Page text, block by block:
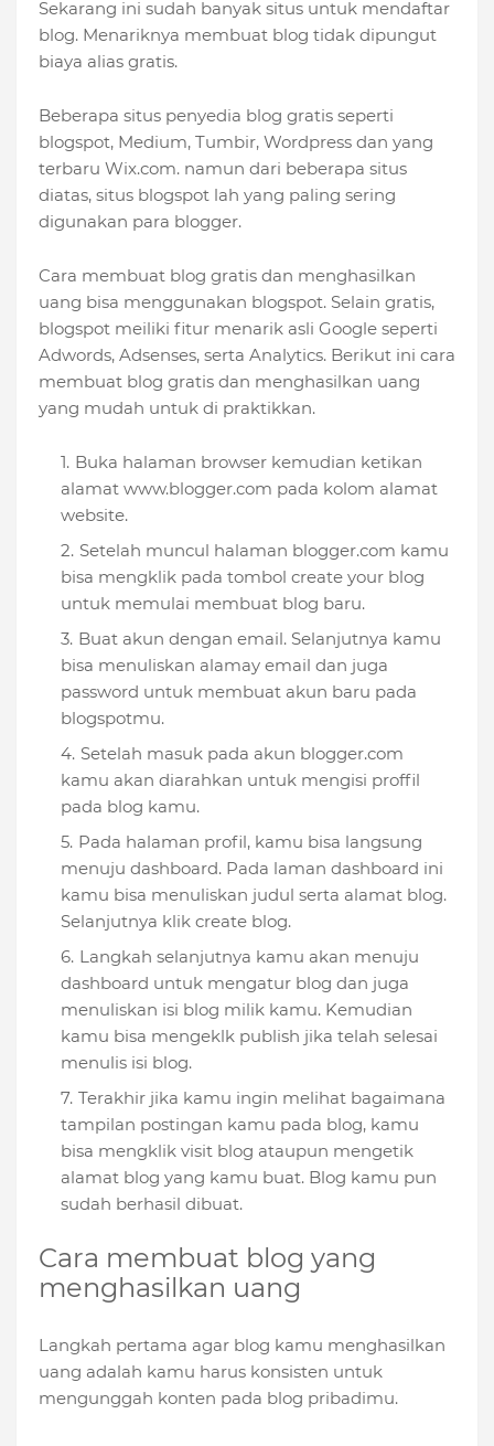
Sekarang ini sudah banyak situs untuk mendaftar
blog. Menariknya membuat blog tidak dipungut
biaya alias gratis.
Beberapa situs penyedia blog gratis seperti
blogspot, Medium, Tumbir, Wordpress dan yang
terbaru Wix.com. namun dari beberapa situs
diatas, situs blogspot lah yang paling sering
digunakan para blogger.
Cara membuat blog gratis dan menghasilkan
uang bisa menggunakan blogspot. Selain gratis,
blogspot meiliki fitur menarik asli Google seperti
Adwords, Adsenses, serta Analytics. Berikut ini cara
membuat blog gratis dan menghasilkan uang
yang mudah untuk di praktikkan.
Buka halaman browser kemudian ketikan
alamat www.blogger.com pada kolom alamat
website.
Setelah muncul halaman blogger.com kamu
bisa mengklik pada tombol create your blog
untuk memulai membuat blog baru.
Buat akun dengan email. Selanjutnya kamu
bisa menuliskan alamay email dan juga
password untuk membuat akun baru pada
blogspotmu.
Setelah masuk pada akun blogger.com
kamu akan diarahkan untuk mengisi proffil
pada blog kamu.
Pada halaman profil, kamu bisa langsung
menuju dashboard. Pada laman dashboard ini
kamu bisa menuliskan judul serta alamat blog.
Selanjutnya klik create blog.
Langkah selanjutnya kamu akan menuju
dashboard untuk mengatur blog dan juga
menuliskan isi blog milik kamu. Kemudian
kamu bisa mengeklk publish jika telah selesai
menulis isi blog.
Terakhir jika kamu ingin melihat bagaimana
tampilan postingan kamu pada blog, kamu
bisa mengklik visit blog ataupun mengetik
alamat blog yang kamu buat. Blog kamu pun
sudah berhasil dibuat.
Cara membuat blog yang
menghasilkan uang
Langkah pertama agar blog kamu menghasilkan
uang adalah kamu harus konsisten untuk
mengunggah konten pada blog pribadimu.